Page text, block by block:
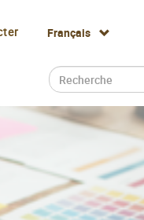
Select
your
Recherche